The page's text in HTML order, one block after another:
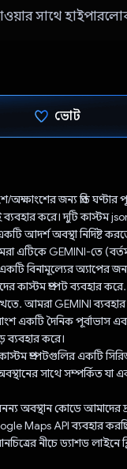
সাথে
ভোট
অক্ষাংশের জন্য প্রতি
করে। দুটি কাস্টম
আদর্শ অবস্থা নির্দিষ্ট
এটিকে GEMINI-তে
বিনামূল্যের অ্যাপের
কাস্টম প্রম্পট ব্যবহার
আমরা GEMINI
একটি দৈনিক পূর্বাভাস
ব্যবহার করে।
প্রম্পটগুলির একটি
সাথে সম্পর্কিত যা
অবস্থান কোডে আমাদের
Maps API ব্যবহার
নীচে ড্যাশড